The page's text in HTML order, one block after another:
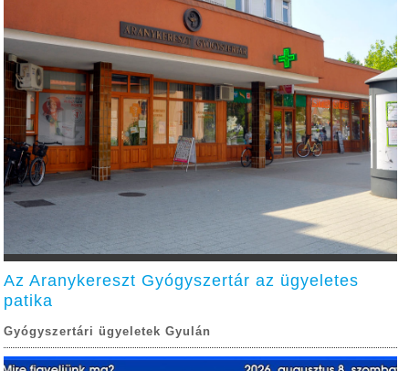
Az Aranykereszt Gyógyszertár az ügyeletes
patika
Gyógyszertári ügyeletek Gyulán